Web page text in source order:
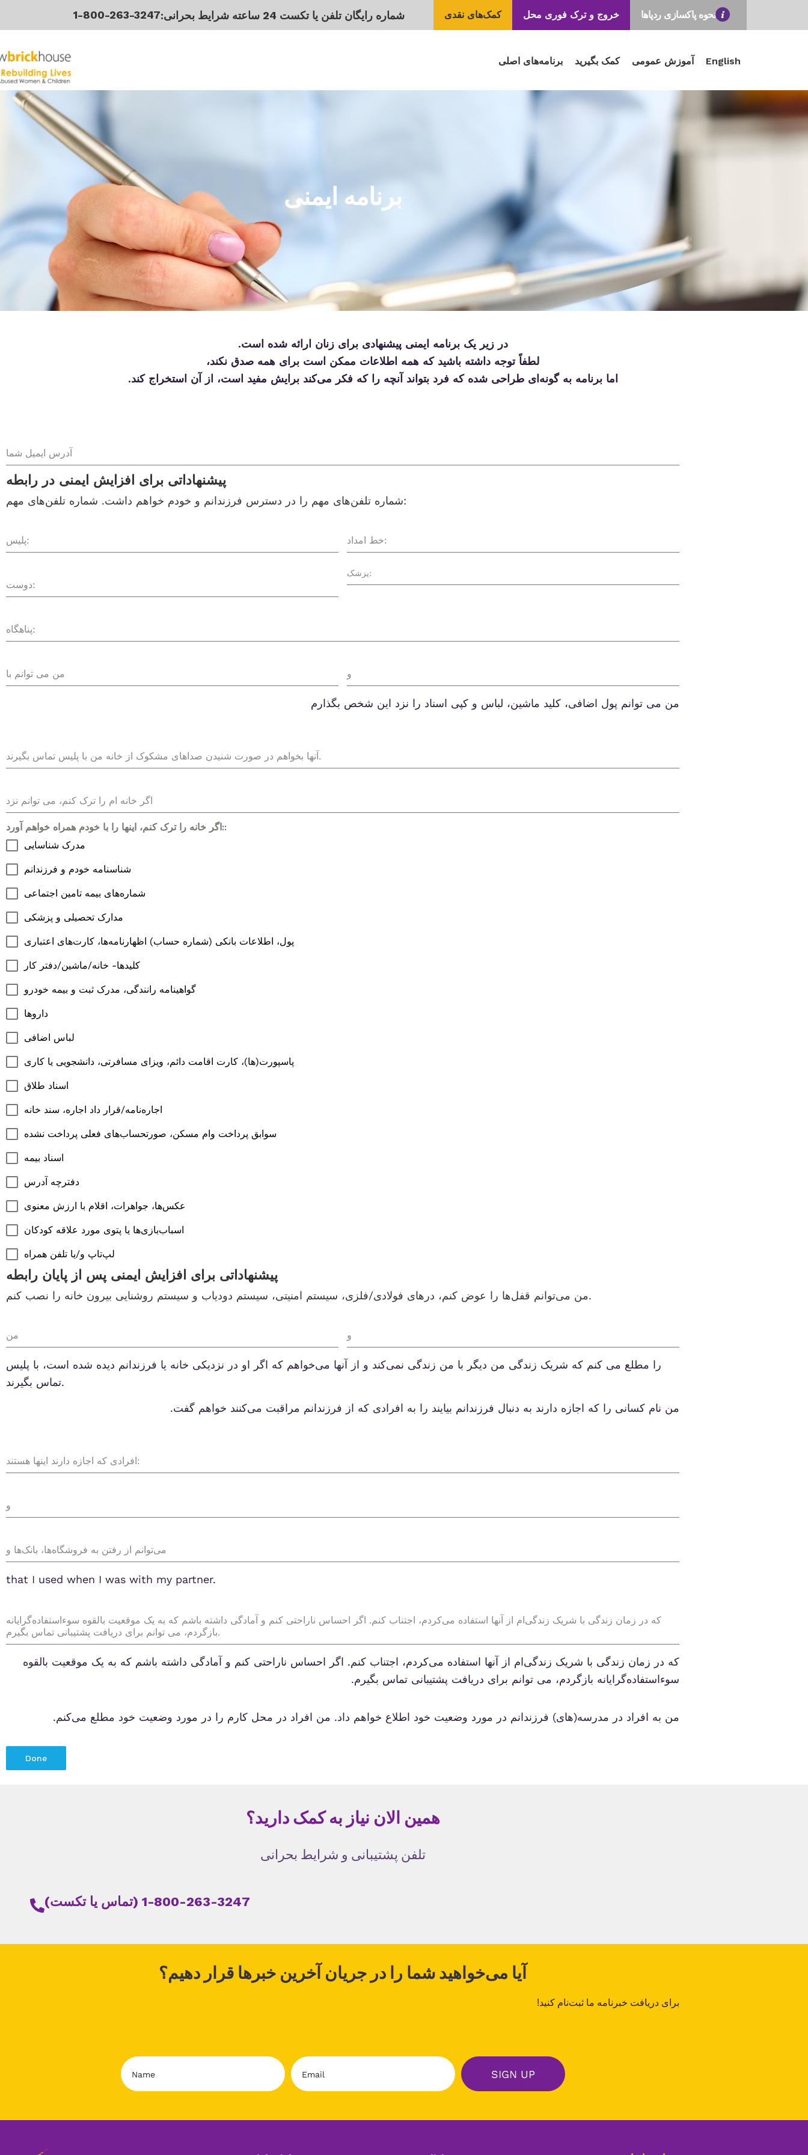
1-800-263-3247 شماره رایگان تلفن یا تکست 24 ساعته شرایط بحرانی: کمک‌های نقدی خروج و ترک فوری محل نحوه پاکسازی ردپاها
برنامه‌های اصلی کمک بگیرید آموزش عمومی English
برنامه ایمنی
در زیر یک برنامه ایمنی پیشنهادی برای زنان ارائه شده است.
لطفاً توجه داشته باشید که همه اطلاعات ممکن است برای همه صدق نکند،
اما برنامه به گونه‌ای طراحی شده که فرد بتواند آنچه را که فکر می‌کند برایش مفید است، از آن استخراج کند.
آدرس ایمیل شما
پیشنهاداتی برای افزایش ایمنی در رابطه
شماره تلفن‌های مهم را در دسترس فرزندانم و خودم خواهم داشت. شماره تلفن‌های مهم:
پلیس: خط امداد:
دوست:
پناهگاه:
من می توانم با و
من می توانم پول اضافی، کلید ماشین، لباس و کپی اسناد را نزد این شخص بگذارم
آنها بخواهم در صورت شنیدن صداهای مشکوک از خانه من با پلیس تماس بگیرند.
اگر خانه ام را ترک کنم، می توانم نزد
اگر خانه را ترک کنم، اینها را با خودم همراه خواهم آورد::
مدرک شناسایی
شناسنامه خودم و فرزندانم
شماره‌های بیمه تامین اجتماعی
مدارک تحصیلی و پزشکی
پول، اطلاعات بانکی (شماره حساب) اظهارنامه‌ها، کارت‌های اعتباری
کلیدها- خانه/ماشین/دفتر کار
گواهینامه رانندگی، مدرک ثبت و بیمه خودرو
داروها
لباس اضافی
پاسپورت(ها)، کارت اقامت دائم، ویزای مسافرتی، دانشجویی یا کاری
اسناد طلاق
اجاره‌نامه/قرار داد اجاره، سند خانه
سوابق پرداخت وام مسکن، صورتحساب‌های فعلی پرداخت نشده
اسناد بیمه
دفترچه آدرس
عکس‌ها، جواهرات، اقلام با ارزش معنوی
اسباب‌بازی‌ها یا پتوی مورد علاقه کودکان
لپ‌تاپ و/یا تلفن همراه
پیشنهاداتی برای افزایش ایمنی پس از پایان رابطه
من می‌توانم قفل‌ها را عوض کنم، درهای فولادی/فلزی، سیستم امنیتی، سیستم دودیاب و سیستم روشنایی بیرون خانه را نصب کنم.
من و
را مطلع می کنم که شریک زندگی من دیگر با من زندگی نمی‌کند و از آنها می‌خواهم که اگر او در نزدیکی خانه یا فرزندانم دیده شده است، با پلیس
تماس بگیرند.
من نام کسانی را که اجازه دارند به دنبال فرزندانم بیایند را به افرادی که از فرزندانم مراقبت می‌کنند خواهم گفت.
افرادی که اجازه دارند اینها هستند:
و
می‌توانم از رفتن به فروشگاه‌ها، بانک‌ها و
that I used when I was with my partner.
که در زمان زندگی با شریک زندگی‌ام از آنها استفاده می‌کردم، اجتناب کنم. اگر احساس ناراحتی کنم و آمادگی داشته باشم که به یک موقعیت بالقوه سوء‌استفاده‌گرایانه
بازگردم، می توانم برای دریافت پشتیبانی تماس بگیرم.
که در زمان زندگی با شریک زندگی‌ام از آنها استفاده می‌کردم، اجتناب کنم. اگر احساس ناراحتی کنم و آمادگی داشته باشم که به یک موقعیت بالقوه
سوء‌استفاده‌گرایانه بازگردم، می توانم برای دریافت پشتیبانی تماس بگیرم.
من به افراد در مدرسه(های) فرزندانم در مورد وضعیت خود اطلاع خواهم داد. من افراد در محل کارم را در مورد وضعیت خود مطلع می‌کنم.
Done
همین الان نیاز به کمک دارید؟
تلفن پشتیبانی و شرایط بحرانی
1-800-263-3247 (تماس یا تکست)
آیا می‌خواهید شما را در جریان آخرین خبرها قرار دهیم؟
برای دریافت خبرنامه ما ثبت‌نام کنید!
N
a
m
E
m
a
*
SIGN UP